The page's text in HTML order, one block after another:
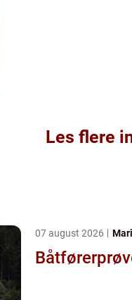
Les flere
07 august 2026